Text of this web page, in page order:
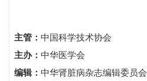
主管： 中国科学技术协会
主办： 中华医学会
编辑： 中华肾脏病杂志编辑委员会